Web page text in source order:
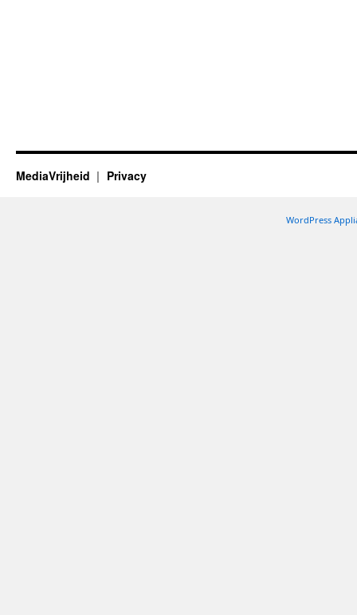
MediaVrijheid Privacy
WordPress